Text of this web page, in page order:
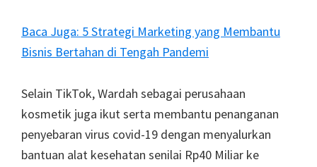
Baca Juga: 5 Strategi Marketing yang Membantu
Bisnis Bertahan di Tengah Pandemi
Selain TikTok, Wardah sebagai perusahaan
kosmetik juga ikut serta membantu penanganan
penyebaran virus covid-19 dengan menyalurkan
bantuan alat kesehatan senilai Rp40 Miliar ke